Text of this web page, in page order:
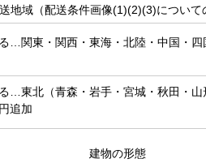
地域（配送条件画像(1)(2)(3)について
…関東・関西・東海・北陸・中国・
…東北（青森・岩手・宮城・秋田・
追加
建物の形態